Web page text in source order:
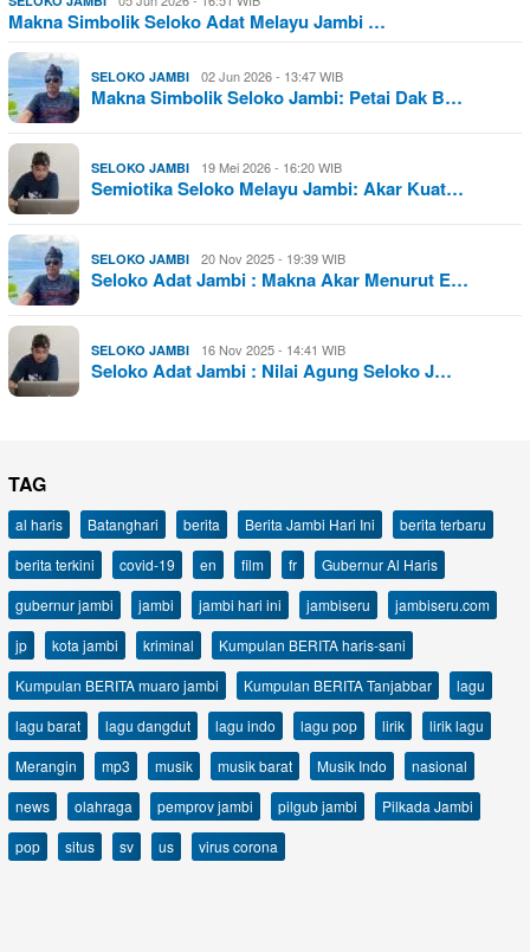
Makna Simbolik Seloko Adat Melayu Jambi …
SELOKO JAMBI 02 Jun 2026 - 13:47 WIB
Makna Simbolik Seloko Jambi: Petai Dak B…
SELOKO JAMBI 19 Mei 2026 - 16:20 WIB
Semiotika Seloko Melayu Jambi: Akar Kuat…
SELOKO JAMBI 20 Nov 2025 - 19:39 WIB
Seloko Adat Jambi : Makna Akar Menurut E…
SELOKO JAMBI 16 Nov 2025 - 14:41 WIB
Seloko Adat Jambi : Nilai Agung Seloko J…
TAG
al haris Batanghari berita Berita Jambi Hari Ini
berita terbaru
berita terkini
covid-19 en film fr
Gubernur Al Haris
gubernur jambi
jambi jambi hari ini jambiseru
jambiseru.com
jp
kota jambi kriminal
Kumpulan BERITA haris-sani
Kumpulan BERITA muaro jambi
Kumpulan BERITA Tanjabbar
lagu
lagu barat
lagu dangdut lagu indo lagu pop lirik
lirik lagu
Merangin
mp3 musik musik barat Musik Indo
nasional
news
olahraga pemprov jambi pilgub jambi
Pilkada Jambi
pop
situs sv us virus corona